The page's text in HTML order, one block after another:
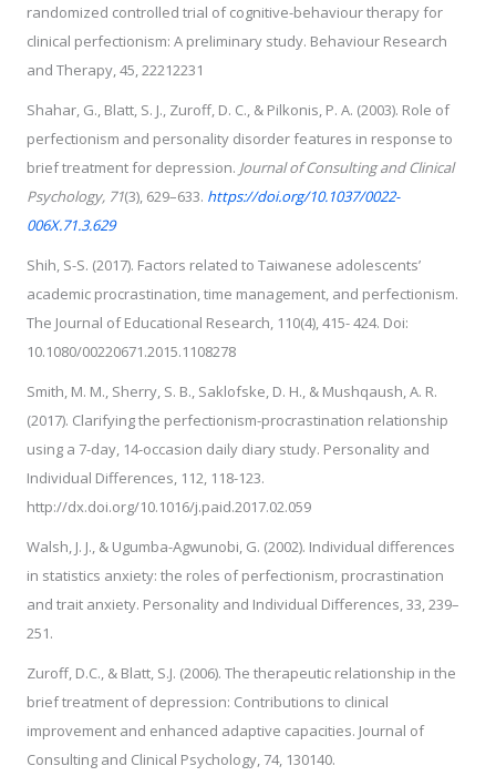
randomized controlled trial of cognitive-behaviour therapy for
clinical perfectionism: A preliminary study. Behaviour Research
and Therapy, 45, 22212231
Shahar, G., Blatt, S. J., Zuroff, D. C., & Pilkonis, P. A. (2003). Role of
perfectionism and personality disorder features in response to
brief treatment for depression. Journal of Consulting and Clinical
Psychology, 71(3), 629–633. https://doi.org/10.1037/0022-
006X.71.3.629
Shih, S-S. (2017). Factors related to Taiwanese adolescents’
academic procrastination, time management, and perfectionism.
The Journal of Educational Research, 110(4), 415- 424. Doi:
10.1080/00220671.2015.1108278
Smith, M. M., Sherry, S. B., Saklofske, D. H., & Mushqaush, A. R.
(2017). Clarifying the perfectionism-procrastination relationship
using a 7-day, 14-occasion daily diary study. Personality and
Individual Differences, 112, 118-123.
http://dx.doi.org/10.1016/j.paid.2017.02.059
Walsh, J. J., & Ugumba-Agwunobi, G. (2002). Individual differences
in statistics anxiety: the roles of perfectionism, procrastination
and trait anxiety. Personality and Individual Differences, 33, 239–
251.
Zuroff, D.C., & Blatt, S.J. (2006). The therapeutic relationship in the
brief treatment of depression: Contributions to clinical
improvement and enhanced adaptive capacities. Journal of
Consulting and Clinical Psychology, 74, 130140.